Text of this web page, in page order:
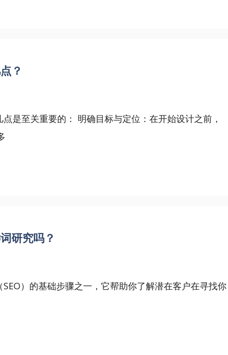
？
是至关重要的： 明确目标与定位：在开始设计之前，
研究吗？
）的基础步骤之一，它帮助你了解潜在客户在寻找你